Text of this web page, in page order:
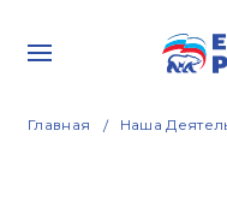
Главная Наша